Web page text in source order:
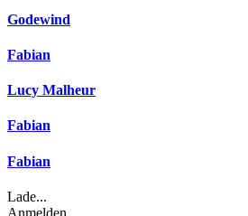
Godewind
Fabian
Lucy Malheur
Fabian
Fabian
Lade...
Anmelden